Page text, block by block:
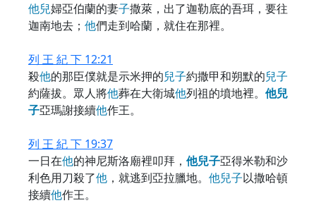
他兒婦亞伯蘭的妻子撒萊，出了迦勒底的吾珥，要往
迦南地去； 他們走到哈蘭，就住在那裡。
列 王 紀 下 12:21
殺他的那臣僕就是示米押的兒子約撒甲和朔默的兒子
約薩拔。眾人將他葬在大衛城他列祖的墳地裡。 他兒
子亞瑪謝接續他作王。
列 王 紀 下 19:37
一日在他的神尼斯洛廟裡叩拜， 他兒子亞得米勒和沙
利色用刀殺了他 ，就逃到亞拉臘地。 他兒子以撒哈頓
接續他作王。